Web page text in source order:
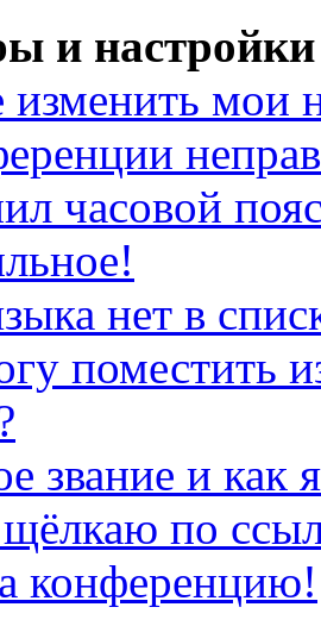
и настройки
мои
часовой
нет в
поместить
звание и как
по
конференцию!